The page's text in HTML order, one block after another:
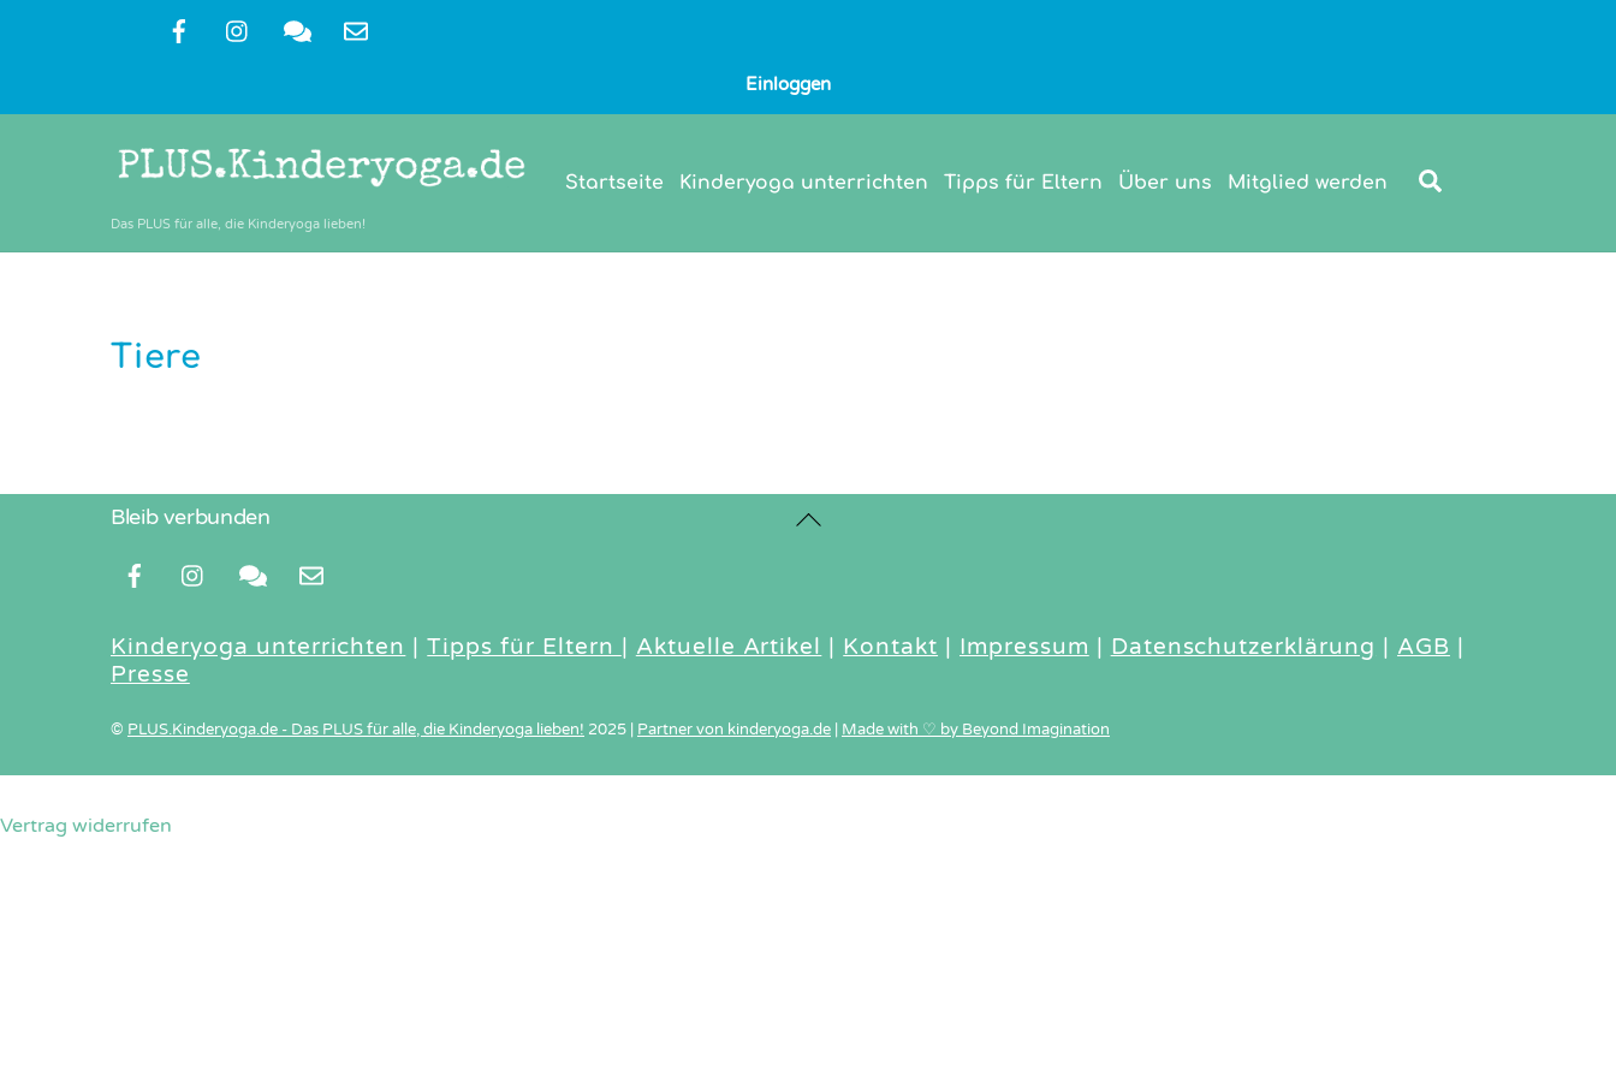
Einloggen
Das PLUS für alle, die Kinderyoga lieben!
Startseite Kinderyoga unterrichten Tipps für Eltern Über uns Mitglied werden
Tiere
Back
Bleib verbunden
Kinderyoga unterrichten |Tipps für Eltern | Aktuelle Artikel | Kontakt | Impressum | Datenschutzerklärung | AGB |
Presse
© PLUS.Kinderyoga.de - Das PLUS für alle, die Kinderyoga lieben! 2025 Partner von kinderyoga.de Made with ♡ by Beyond Imagination
Vertrag widerrufen